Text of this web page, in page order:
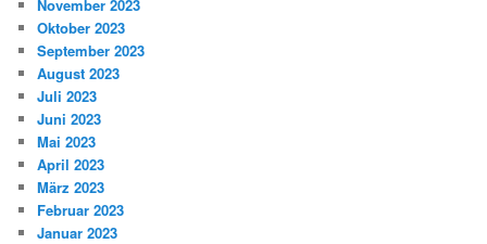
November 2023
Oktober 2023
September 2023
August 2023
Juli 2023
Juni 2023
Mai 2023
April 2023
März 2023
Februar 2023
Januar 2023